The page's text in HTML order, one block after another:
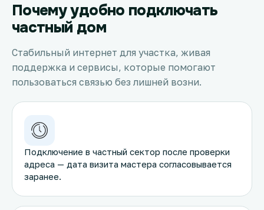
Подключиться к КазахТелеком
Почему удобно подключать
частный дом
Стабильный интернет для участка, живая
поддержка и сервисы, которые помогают
пользоваться связью без лишней возни.
Подключение в частный сектор после проверки
адреса — дата визита мастера согласовывается
заранее.